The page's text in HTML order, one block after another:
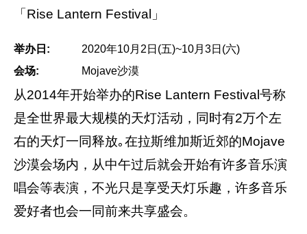
「Rise Lantern Festival」
举办日:
2020年10月2日(五)~10月3日(六)
会场:
Mojave沙漠
从2014年开始举办的Rise Lantern Festival号称
是全世界最大规模的天灯活动，同时有2万个左
右的天灯一同释放｡在拉斯维加斯近郊的Mojave
沙漠会场内，从中午过后就会开始有许多音乐演
唱会等表演，不光只是享受天灯乐趣，许多音乐
爱好者也会一同前来共享盛会。